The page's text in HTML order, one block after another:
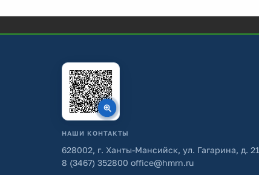
НАШИ КОНТАКТЫ
628002, г. Ханты-Мансийск, ул. Гагарина, д.
8 (3467) 352800 office@hmrn.ru